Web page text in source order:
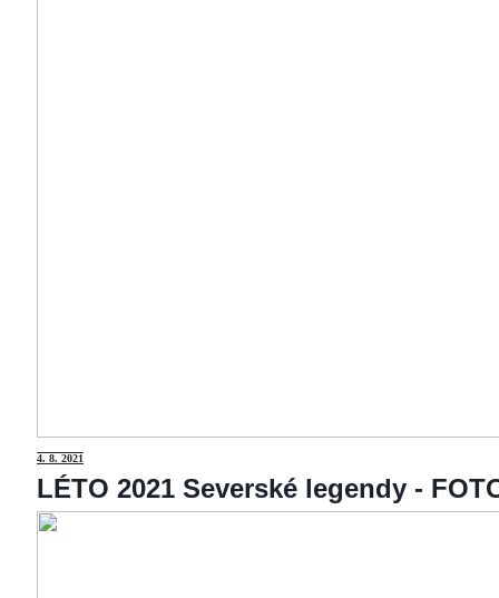
4. 8. 2021
LÉTO 2021 Severské legendy -